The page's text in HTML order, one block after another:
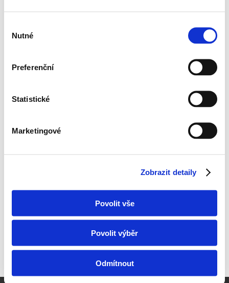
souhlasu
Nutné
Preferenční
Statistické
Marketingové
Zobrazit detaily
Povolit vše
Povolit výběr
Odmítnout